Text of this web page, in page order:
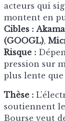
acteurs qui
montent en
Cibles :
(GOOGL),
Risque :
pression sur
plus lente
Thèse :
soutiennent
Bourse veut